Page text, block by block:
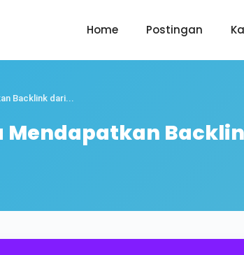
Home Postingan
Backlink dari...
Mendapatkan